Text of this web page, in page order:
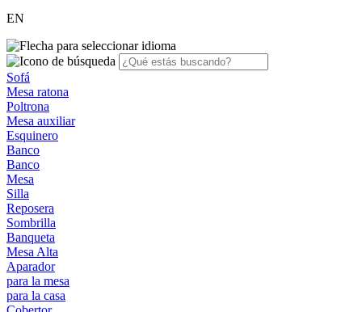
EN
Sofá
Mesa ratona
Poltrona
Mesa auxiliar
Esquinero
Banco
Banco
Mesa
Silla
Reposera
Sombrilla
Banqueta
Mesa Alta
Aparador
para la mesa
para la casa